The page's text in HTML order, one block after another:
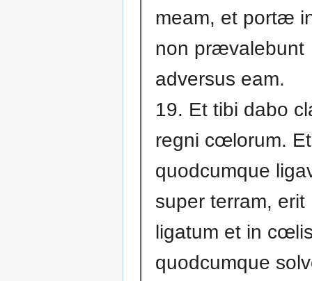
meam, et portæ
non prævalebunt
adversus eam.
19. Et tibi dabo
regni cœlorum. Et
quodcumque
super terram, erit
ligatum et in
quodcumque